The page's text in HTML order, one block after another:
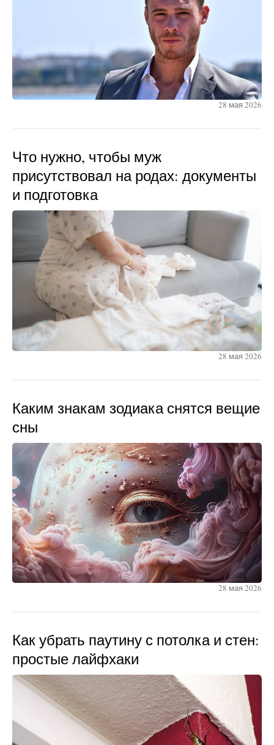
28 мая 2026
Что нужно, чтобы муж
присутствовал на родах: документы
и подготовка
28 мая 2026
Каким знакам зодиака снятся вещие
сны
28 мая 2026
Как убрать паутину с потолка и стен:
простые лайфхаки